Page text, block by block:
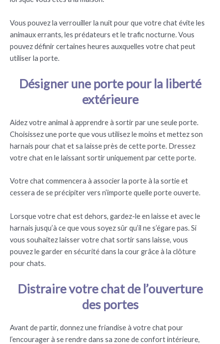
Vous pouvez la verrouiller la nuit pour que votre chat évite les
animaux errants, les prédateurs et le trafic nocturne. Vous
pouvez définir certaines heures auxquelles votre chat peut
utiliser la porte.
Désigner une porte pour la liberté
extérieure
Aidez votre animal à apprendre à sortir par une seule porte.
Choisissez une porte que vous utilisez le moins et mettez son
harnais pour chat et sa laisse près de cette porte. Dressez
votre chat en le laissant sortir uniquement par cette porte.
Votre chat commencera à associer la porte à la sortie et
cessera de se précipiter vers n’importe quelle porte ouverte.
Lorsque votre chat est dehors, gardez-le en laisse et avec le
harnais jusqu’à ce que vous soyez sûr qu’il ne s’égare pas. Si
vous souhaitez laisser votre chat sortir sans laisse, vous
pouvez le garder en sécurité dans la cour grâce à la clôture
pour chats.
Distraire votre chat de l’ouverture
des portes
Avant de partir, donnez une friandise à votre chat pour
l’encourager à se rendre dans sa zone de confort intérieure,